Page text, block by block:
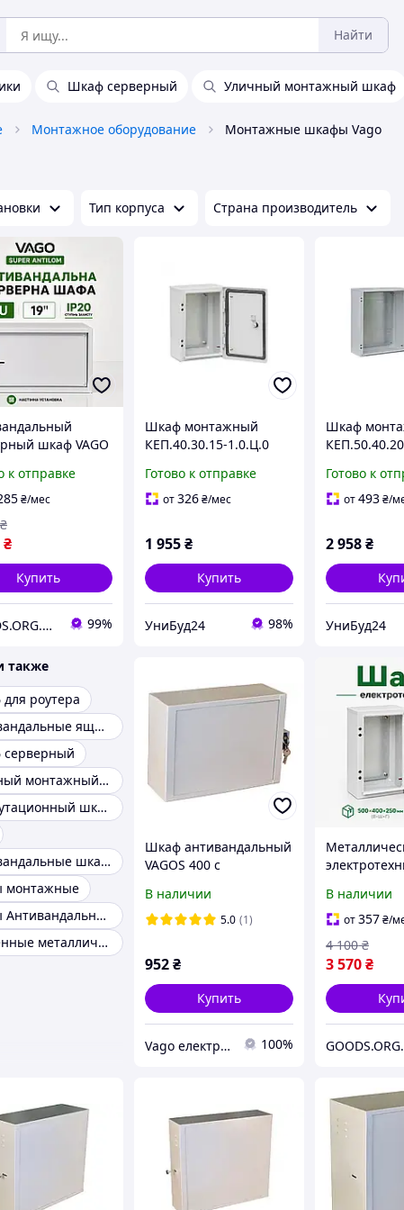
Найти
Шкаф серверный Уличный монтажный шкаф
Монтажное оборудование Монтажные шкафы Vago
Тип корпуса Страна производитель
шкаф VAGO
мм, сталь
к отправке
₴/мес
₴
₴
Купить
GOODS.ORG.UA 99%
Шкаф монтажный
КЕП.40.30.15-1.0.Ц.0
Готово к отправке
от326₴/мес
1 955₴
Купить
УниБуд24 98%
Шкаф
Готово к
от493₴/
2 958₴
УниБуд24
также
роутера
Антивандальные ящики
Уличный монтажный шкаф
Коммутационный шкаф
Антивандальные шкафы
монтажные
Боксы Антивандальные
Настенные металлические шкафы
Шкаф антивандальный
VAGOS 400 с
New (300*400*150)
VAGO (010218)
В наличии
5.0 (1)
952₴
Купить
Vago електрощитове та телекомунікаційне обладнання 100%
1.0.Ц.0 IP54
В наличии
от357₴/
3 570₴
4 100 ₴